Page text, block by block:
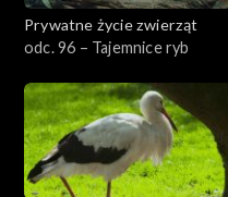
Prywatne życie zwierząt
odc. 96 – Tajemnice ryb